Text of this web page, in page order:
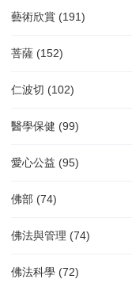
藝術欣賞 (191)
菩薩 (152)
仁波切 (102)
醫學保健 (99)
愛心公益 (95)
佛部 (74)
佛法與管理 (74)
佛法科學 (72)